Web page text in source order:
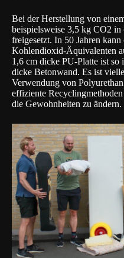
Bei der Herstellung von
beispielsweise 3,5 kg CO2 in
freigesetzt. In 50 Jahren
Kohlendioxid-Äquivalenten
1,6 cm dicke PU-Platte ist so
dicke Betonwand. Es ist
Verwendung von
effiziente
die Gewohnheiten zu ändern.